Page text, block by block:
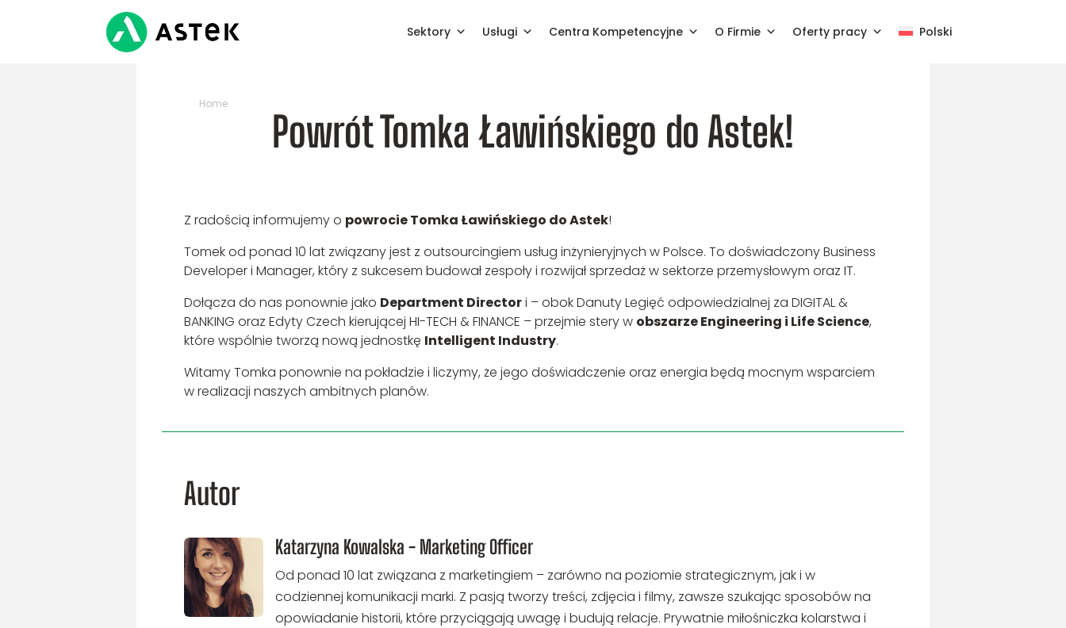
Sektory Usługi Centra Kompetencyjne O Firmie Oferty pracy Polski
Home
Powrót Tomka Ławińskiego do Astek!
Z radością informujemy o powrocie Tomka Ławińskiego do Astek!
Tomek od ponad 10 lat związany jest z outsourcingiem usług inżynieryjnych w Polsce. To doświadczony Business
Developer i Manager, który z sukcesem budował zespoły i rozwijał sprzedaż w sektorze przemysłowym oraz IT.
Dołącza do nas ponownie jako Department Directori – obok Danuty Legięć odpowiedzialnej za DIGITAL &
BANKING oraz Edyty Czech kierującej HI-TECH & FINANCE – przejmie stery w obszarze Engineering i Life Science,
które wspólnie tworzą nową jednostkę Intelligent Industry.
Witamy Tomka ponownie na pokładzie i liczymy, że jego doświadczenie oraz energia będą mocnym wsparciem
w realizacji naszych ambitnych planów.
Autor
Katarzyna Kowalska - Marketing Officer
Od ponad 10 lat związana z marketingiem – zarówno na poziomie strategicznym, jak i w
codziennej komunikacji marki. Z pasją tworzy treści, zdjęcia i filmy, zawsze szukając sposobów na
opowiadanie historii, które przyciągają uwagę i budują relacje. Prywatnie miłośniczka kolarstwa i